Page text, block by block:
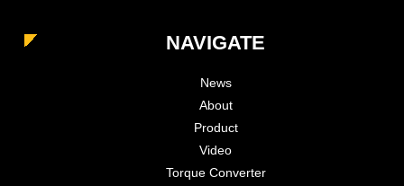
NAVIGATE
News
About
Product
Video
Torque Converter